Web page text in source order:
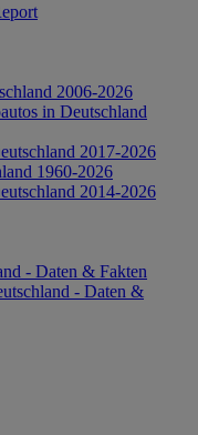
2006-2026
in Deutschland
2017-2026
1960-2026
2014-2026
- Daten & Fakten
- Daten &